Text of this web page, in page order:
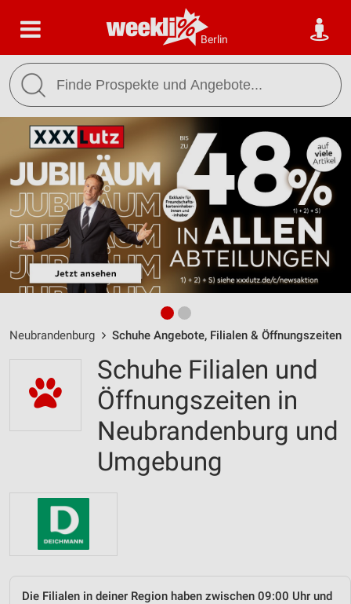
Berlin
Neubrandenburg Schuhe Angebote, Filialen & Öffnungszeiten
Schuhe Filialen und
Öffnungszeiten in
Neubrandenburg und
Umgebung
Die Filialen in deiner Region haben zwischen 09:00 Uhr und